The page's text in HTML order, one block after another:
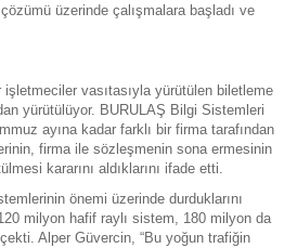
üzerinde çalışmalara başladı ve
işletmeciler vasıtasıyla yürütülen biletleme
yürütülüyor. BURULAŞ Bilgi Sistemleri
ayına kadar farklı bir firma tarafından
firma ile sözleşmenin sona ermesinin
kararını aldıklarını ifade etti.
önemi üzerinde durduklarını
milyon hafif raylı sistem, 180 milyon da
Alper Güvercin, “Bu yoğun trafiğin